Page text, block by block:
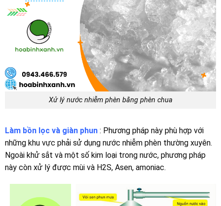
Xử lý nước nhiễm phèn bằng phèn chua
Làm bồn lọc và giàn phun: Phương pháp này phù hợp với
những khu vực phải sử dụng nước nhiễm phèn thường xuyên.
Ngoài khử sắt và một số kim loại trong nước, phương pháp
này còn xử lý được mùi và H2S, Asen, amoniac.